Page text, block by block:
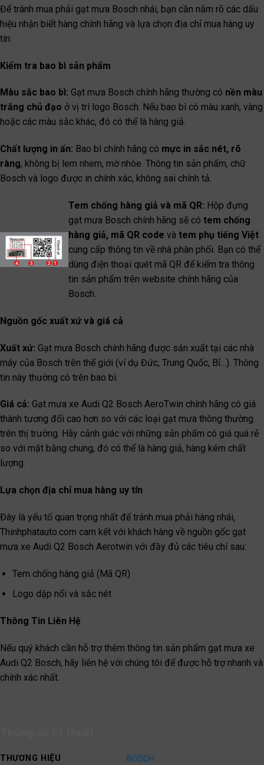
Để tránh mua phải gạt mưa Bosch nhái, bạn cần nắm rõ các dấu
hiệu nhận biết hàng chính hãng và lựa chọn địa chỉ mua hàng uy
tín:
Kiểm tra bao bì sản phẩm
Màu sắc bao bì: Gạt mưa Bosch chính hãng thường có nền màu
trắng chủ đạo ở vị trí logo Bosch. Nếu bao bì có màu xanh, vàng
hoặc các màu sắc khác, đó có thể là hàng giả.
Chất lượng in ấn: Bao bì chính hãng có mực in sắc nét, rõ
ràng, không bị lem nhem, mờ nhòe. Thông tin sản phẩm, chữ
Bosch và logo được in chính xác, không sai chính tả.
Tem chống hàng giả và mã QR: Hộp đựng
gạt mưa Bosch chính hãng sẽ có tem chống
hàng giả, mã QR code và tem phụ tiếng Việt
cung cấp thông tin về nhà phân phối. Bạn có thể
dùng điện thoại quét mã QR để kiểm tra thông
tin sản phẩm trên website chính hãng của
Bosch.
Nguồn gốc xuất xứ và giá cả
Xuất xứ: Gạt mưa Bosch chính hãng được sản xuất tại các nhà
máy của Bosch trên thế giới (ví dụ Đức, Trung Quốc, Bỉ…). Thông
tin này thường có trên bao bì.
Giá cả: Gạt mưa xe Audi Q2 Bosch AeroTwin chính hãng có giá
thành tương đối cao hơn so với các loại gạt mưa thông thường
trên thị trường. Hãy cảnh giác với những sản phẩm có giá quá rẻ
so với mặt bằng chung, đó có thể là hàng giả, hàng kém chất
lượng.
Lựa chọn địa chỉ mua hàng uy tín
Đây là yếu tố quan trọng nhất để tránh mua phải hàng nhái,
Thinhphatauto.com cam kết với khách hàng về nguồn gốc gạt
mưa xe Audi Q2 Bosch Aerotwin với đầy đủ các tiêu chí sau:
Tem chống hàng giả (Mã QR)
Logo dập nổi và sắc nét
T hông Tin Liên Hệ
Nếu quý khách cần hỗ trợ thêm thông tin sản phẩm gạt mưa xe
Audi Q2 Bosch, hãy liên hệ với chúng tôi để được hỗ trợ nhanh và
chính xác nhất.
THƯƠNG HIỆU BOSCH